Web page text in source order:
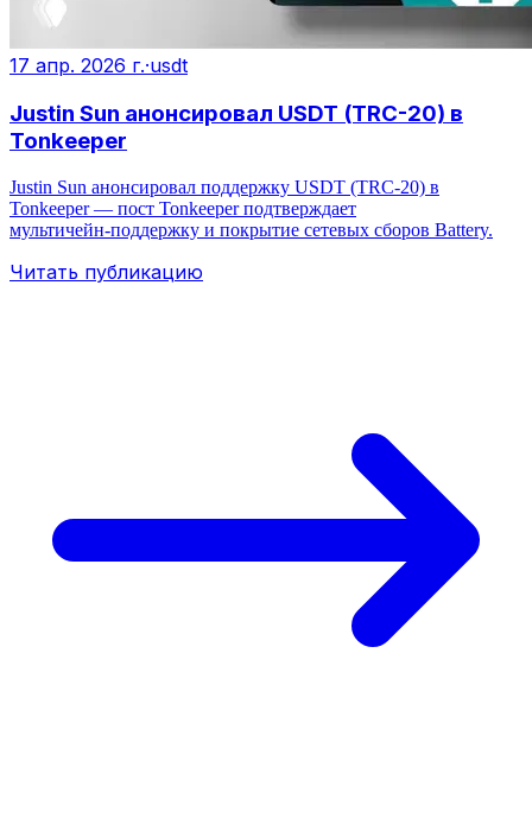
17 апр. 2026 г.·usdt
Justin Sun анонсировал USDT (TRC-20) в
Tonkeeper
Justin Sun анонсировал поддержку USDT (TRC‑20) в
Tonkeeper — пост Tonkeeper подтверждает
мультичейн‑поддержку и покрытие сетевых сборов Battery.
Читать публикацию